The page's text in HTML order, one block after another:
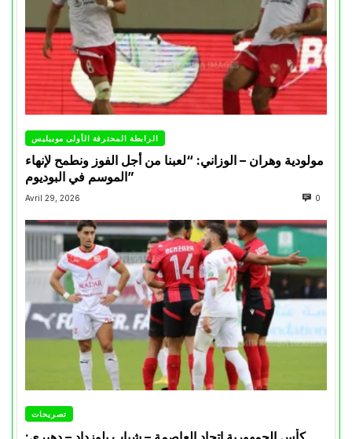
الرابطة المحترفة الأولى موبيليس
مولودية وهران – الوزاني: “لعبنا من أجل الفوز ونطمح لإنهاء
الموسم في البوديوم”
Avril 29, 2026 0
تصريحات